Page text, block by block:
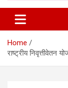
Home
राष्ट्रीय निवृत्तीवेतन